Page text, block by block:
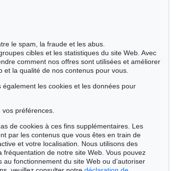
le spam, la fraude et les abus.
cibles et les statistiques du site Web. Avec
comment nos offres sont utilisées et améliorer
la qualité de nos contenus pour vous.
les cookies et les données pour
préférences.
de cookies à ces fins supplémentaires. Les
par les contenus que vous êtes en train de
et votre localisation. Nous utilisons des
de notre site Web. Vous pouvez
fonctionnement du site Web ou d’autoriser